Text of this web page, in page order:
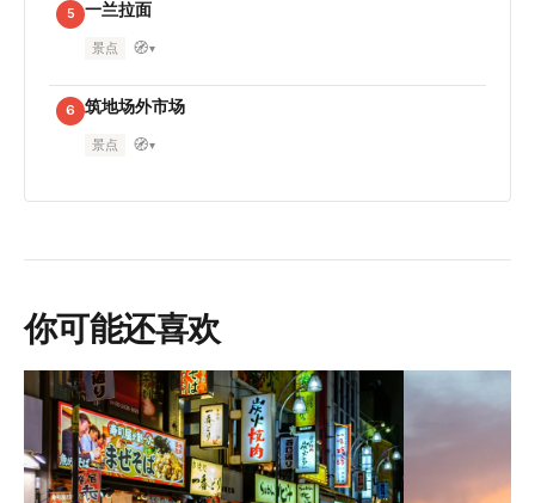
5 一兰拉面
景点 🧭▾
6 筑地场外市场
景点 🧭▾
你可能还喜欢